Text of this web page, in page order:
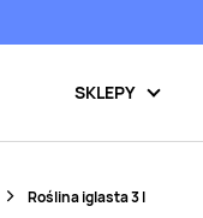
SKLEPY
Roślina iglasta 3 l